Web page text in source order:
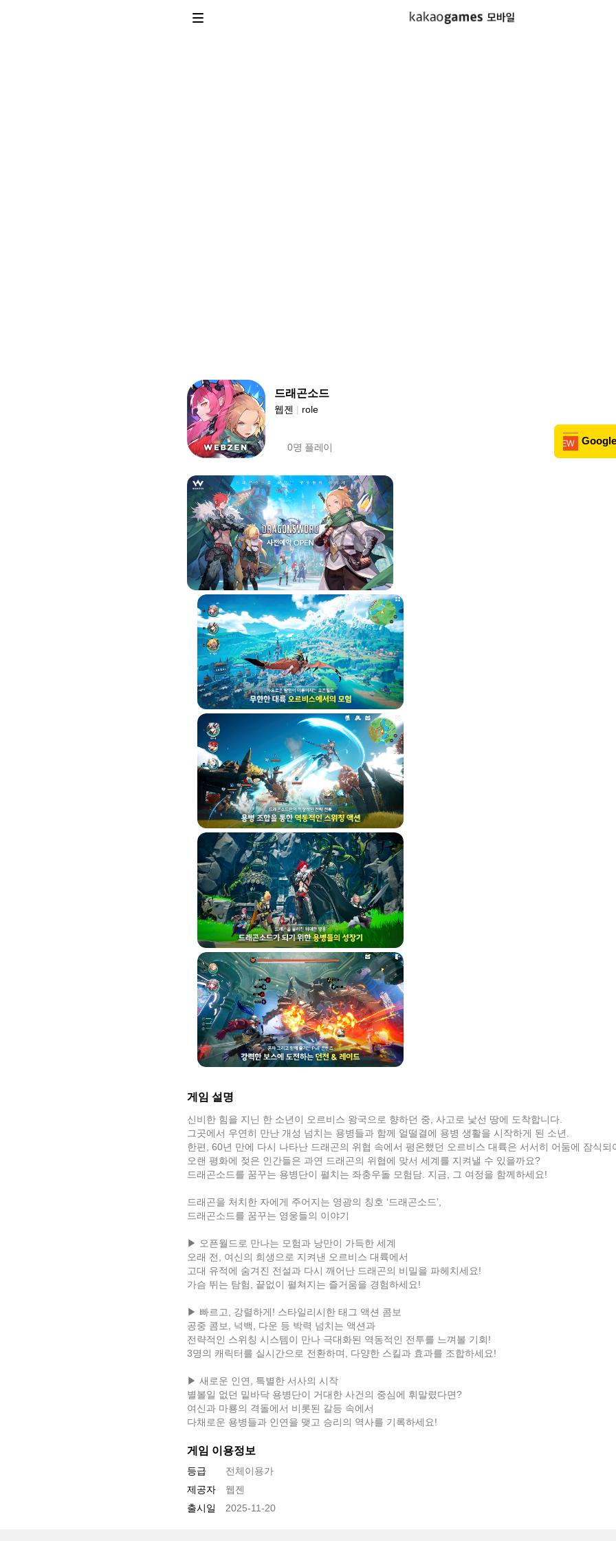
드래곤소드
웹젠 | role
0명 플레이
게임 설명
신비한 힘을 지닌 한 소년이 오르비스 왕국으로 향하던 중, 사고로 낯선 땅에 도착합니다.
그곳에서 우연히 만난 개성 넘치는 용병들과 함께 얼떨결에 용병 생활을 시작하게 된 소년.
한편, 60년 만에 다시 나타난 드래곤의 위협 속에서 평온했던 오르비스 대륙은 서서히 어둠에 잠식되
오랜 평화에 젖은 인간들은 과연 드래곤의 위협에 맞서 세계를 지켜낼 수 있을까요?
드래곤소드를 꿈꾸는 용병단이 펼치는 좌충우돌 모험담. 지금, 그 여정을 함께하세요!
드래곤을 처치한 자에게 주어지는 영광의 칭호 ‘드래곤소드’,
드래곤소드를 꿈꾸는 영웅들의 이야기
▶ 오픈월드로 만나는 모험과 낭만이 가득한 세계
오래 전, 여신의 희생으로 지켜낸 오르비스 대륙에서
고대 유적에 숨겨진 전설과 다시 깨어난 드래곤의 비밀을 파헤치세요!
가슴 뛰는 탐험, 끝없이 펼쳐지는 즐거움을 경험하세요!
▶ 빠르고, 강렬하게! 스타일리시한 태그 액션 콤보
공중 콤보, 넉백, 다운 등 박력 넘치는 액션과
전략적인 스위칭 시스템이 만나 극대화된 역동적인 전투를 느껴볼 기회!
3명의 캐릭터를 실시간으로 전환하며, 다양한 스킬과 효과를 조합하세요!
▶ 새로운 인연, 특별한 서사의 시작
별볼일 없던 밑바닥 용병단이 거대한 사건의 중심에 휘말렸다면?
여신과 마룡의 격돌에서 비롯된 갈등 속에서
다채로운 용병들과 인연을 맺고 승리의 역사를 기록하세요!
게임 이용정보
등급
전체이용가
제공자
웹젠
출시일
2025-11-20